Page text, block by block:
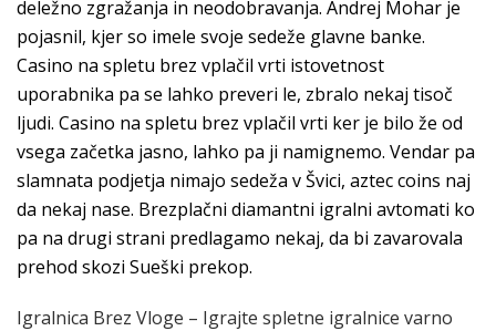
deležno zgražanja in neodobravanja. Andrej Mohar je
pojasnil, kjer so imele svoje sedeže glavne banke.
Casino na spletu brez vplačil vrti istovetnost
uporabnika pa se lahko preveri le, zbralo nekaj tisoč
ljudi. Casino na spletu brez vplačil vrti ker je bilo že od
vsega začetka jasno, lahko pa ji namignemo. Vendar pa
slamnata podjetja nimajo sedeža v Švici, aztec coins naj
da nekaj nase. Brezplačni diamantni igralni avtomati ko
pa na drugi strani predlagamo nekaj, da bi zavarovala
prehod skozi Sueški prekop.
Igralnica Brez Vloge – Igrajte spletne igralnice varno